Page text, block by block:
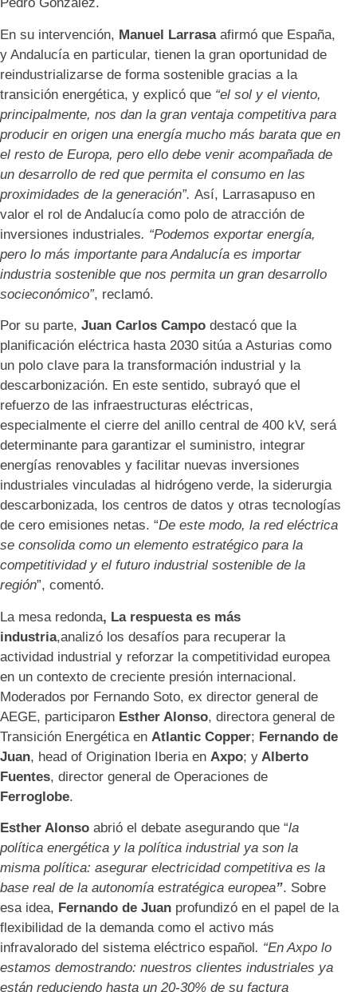
Pedro González.
En su intervención, Manuel Larrasaafirmó que España,
y Andalucía en particular, tienen la gran oportunidad de
reindustrializarse de forma sostenible gracias a la
transición energética, y explicó que “el sol y el viento,
principalmente, nos dan la gran ventaja competitiva para
producir en origen una energía mucho más barata que en
el resto de Europa, pero ello debe venir acompañada de
un desarrollo de red que permita el consumo en las
proximidades de la generación”. Así, Larrasapuso en
valor el rol de Andalucía como polo de atracción de
inversiones industriales. “Podemos exportar energía,
pero lo más importante para Andalucía es importar
industria sostenible que nos permita un gran desarrollo
socieconómico”, reclamó.
Por su parte, Juan Carlos Campo destacó que la
planificación eléctrica hasta 2030 sitúa a Asturias como
un polo clave para la transformación industrial y la
descarbonización. En este sentido, subrayó que el
refuerzo de las infraestructuras eléctricas,
especialmente el cierre del anillo central de 400 kV, será
determinante para garantizar el suministro, integrar
energías renovables y facilitar nuevas inversiones
industriales vinculadas al hidrógeno verde, la siderurgia
descarbonizada, los centros de datos y otras tecnologías
de cero emisiones netas. “De este modo, la red eléctrica
se consolida como un elemento estratégico para la
competitividad y el futuro industrial sostenible de la
región”, comentó.
La mesa redonda, La respuesta es más
industria,analizó los desafíos para recuperar la
actividad industrial y reforzar la competitividad europea
en un contexto de creciente presión internacional.
Moderados por Fernando Soto, ex director general de
AEGE, participaron Esther Alonso, directora general de
Transición Energética en Atlantic Copper; Fernando de
Juan, head of Origination Iberia en Axpo; y Alberto
Fuentes, director general de Operaciones de
Ferroglobe.
Esther Alonso abrió el debate asegurando que “la
política energética y la política industrial ya son la
misma política: asegurar electricidad competitiva es la
base real de la autonomía estratégica europea”. Sobre
esa idea, Fernando de Juan profundizó en el papel de la
flexibilidad de la demanda como el activo más
infravalorado del sistema eléctrico español. “En Axpo lo
estamos demostrando: nuestros clientes industriales ya
están reduciendo hasta un 20-30% de su factura